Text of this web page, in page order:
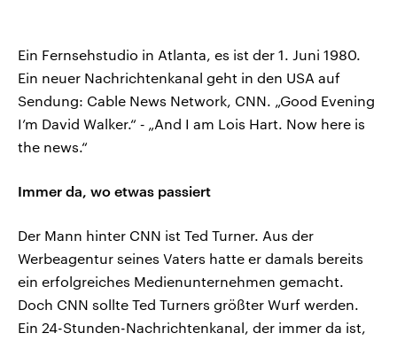
Ein Fernsehstudio in Atlanta, es ist der 1. Juni 1980.
Ein neuer Nachrichtenkanal geht in den USA auf
Sendung: Cable News Network, CNN. „Good Evening
I’m David Walker.“ ‑ „And I am Lois Hart. Now here is
the news.“
Immer da, wo etwas passiert
Der Mann hinter CNN ist Ted Turner. Aus der
Werbeagentur seines Vaters hatte er damals bereits
ein erfolgreiches Medienunternehmen gemacht.
Doch CNN sollte Ted Turners größter Wurf werden.
Ein 24-Stunden-Nachrichtenkanal, der immer da ist,